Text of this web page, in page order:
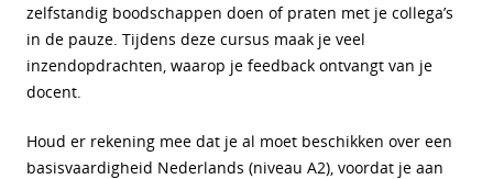
zelfstandig boodschappen doen of praten met je collega’s
in de pauze. Tijdens deze cursus maak je veel
inzendopdrachten, waarop je feedback ontvangt van je
docent.
Houd er rekening mee dat je al moet beschikken over een
basisvaardigheid Nederlands (niveau A2), voordat je aan